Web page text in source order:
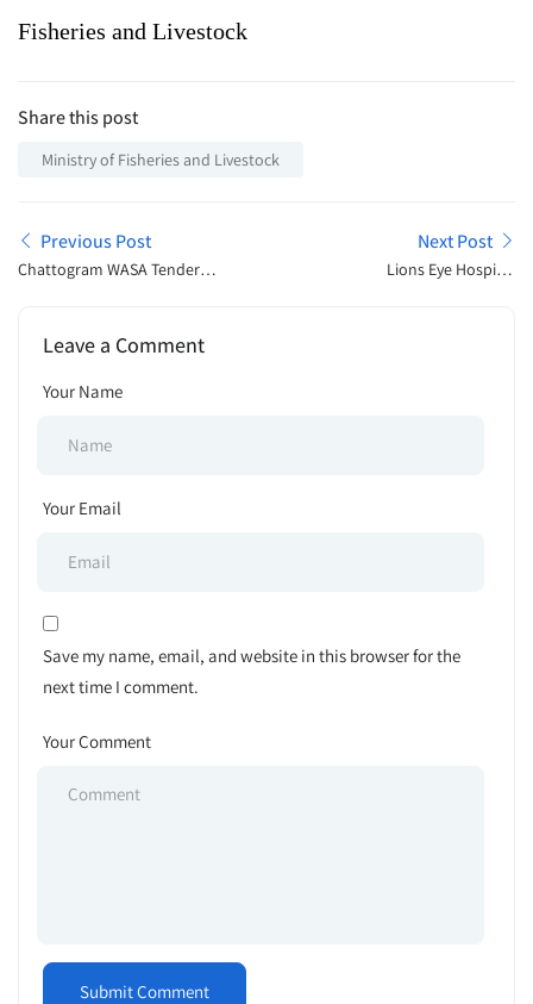
Fisheries and Livestock
Share this post
Ministry of Fisheries and Livestock
Previous Post
Chattogram WASA Tender
Next Post
Lions Eye Hospital
Leave a Comment
Your Name
Your Email
Save my name, email, and website in this browser for the
next time I comment.
Your Comment